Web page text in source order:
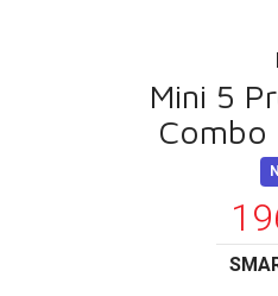
Mini 5
Combo